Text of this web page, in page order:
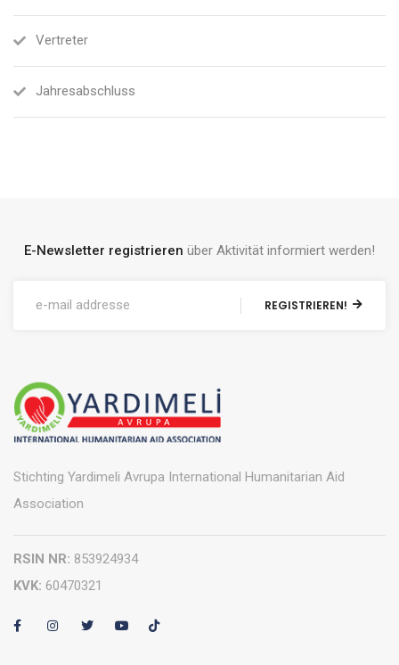
Vertreter
Jahresabschluss
E-Newsletter registrieren über Aktivität informiert werden!
REGISTRIEREN!
Stichting Yardimeli Avrupa International Humanitarian Aid
Association
RSIN NR: 853924934
KVK: 60470321